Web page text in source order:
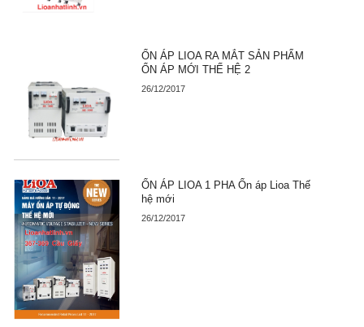
ỔN ÁP LIOA RA MẮT SẢN PHẨM
ỔN ÁP MỚI THẾ HỆ 2
26/12/2017
ỔN ÁP LIOA 1 PHA Ổn áp Lioa Thế
hệ mới
26/12/2017